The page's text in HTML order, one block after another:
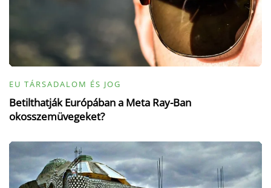
EU TÁRSADALOM ÉS JOG
Betilthatják Európában a Meta Ray-Ban
okosszemüvegeket?